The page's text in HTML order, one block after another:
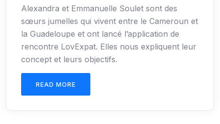
Alexandra et Emmanuelle Soulet sont des
sœurs jumelles qui vivent entre le Cameroun et
la Guadeloupe et ont lancé l’application de
rencontre LovExpat. Elles nous expliquent leur
concept et leurs objectifs.
READ MORE